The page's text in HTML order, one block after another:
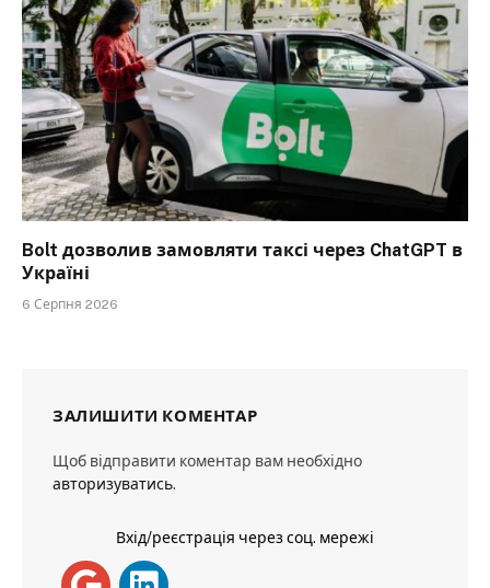
Bolt дозволив замовляти таксі через ChatGPT в
Україні
6 Серпня 2026
ЗАЛИШИТИ КОМЕНТАР
Щоб відправити коментар вам необхідно
авторизуватись.
Вхід/реєстрація через соц. мережі